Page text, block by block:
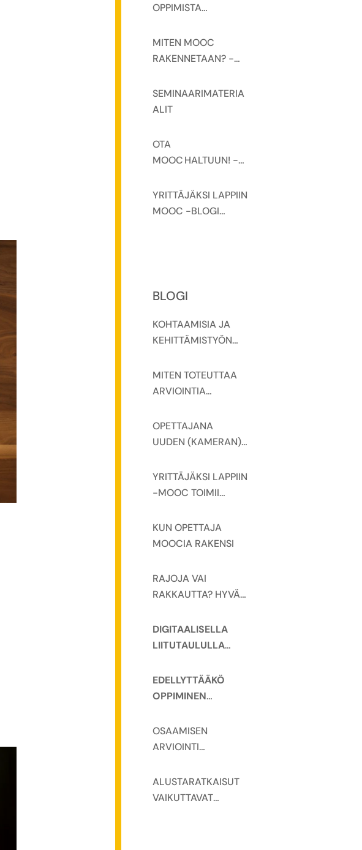
OPPIMISTA
SEMINAARI
MITEN MOOC
RAKENNETAAN? -
SEMINAARIMATERIA
ALIT
OTA
MOOC HALTUUN! -
YRITTÄJÄKSI LAPPIIN
MOOC -BLOGI
BLOGI
KOHTAAMISIA JA
KEHITTÄMISTYÖN
TEKEMISTÄ
YRITTÄJÄKSI LAPPIIN
VERKKOSEMINAAREI
SSA
MITEN TOTEUTTAA
ARVIOINTIA
OPETTAJANA
UUDEN (KAMERAN)
YRITTÄJÄKSI LAPPIIN
-MOOC TOIMII
MATERIAALIPANKKI
NA
KUN OPETTAJA
MOOCIA RAKENSI
RAJOJA VAI
RAKKAUTTA? HYVÄ
OPETTAJAN
MOTIVAATIOSTA
DIGITAALISELLA
LIITUTAULULLA
ETÄTOTEUTUKSIIN
EDELLYTTÄÄKÖ
OPPIMINEN
LÄSNÄOLOA JA
ARVIOIVAA
OSAAMISEN
ARVIOINTI
HAASTAA
OPETTAJAN
ALUSTARATKAISUT
VAIKUTTAVAT